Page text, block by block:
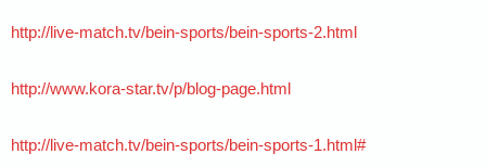
http://live-match.tv/bein-sports/bein-sports-2.html
http://www.kora-star.tv/p/blog-page.html
http://live-match.tv/bein-sports/bein-sports-1.html#